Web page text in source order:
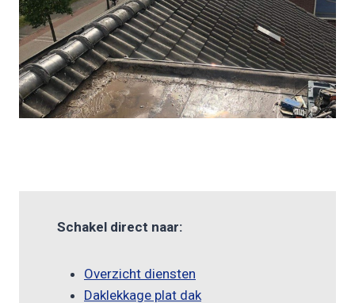
Schakel direct naar:
Overzicht diensten
Daklekkage plat dak